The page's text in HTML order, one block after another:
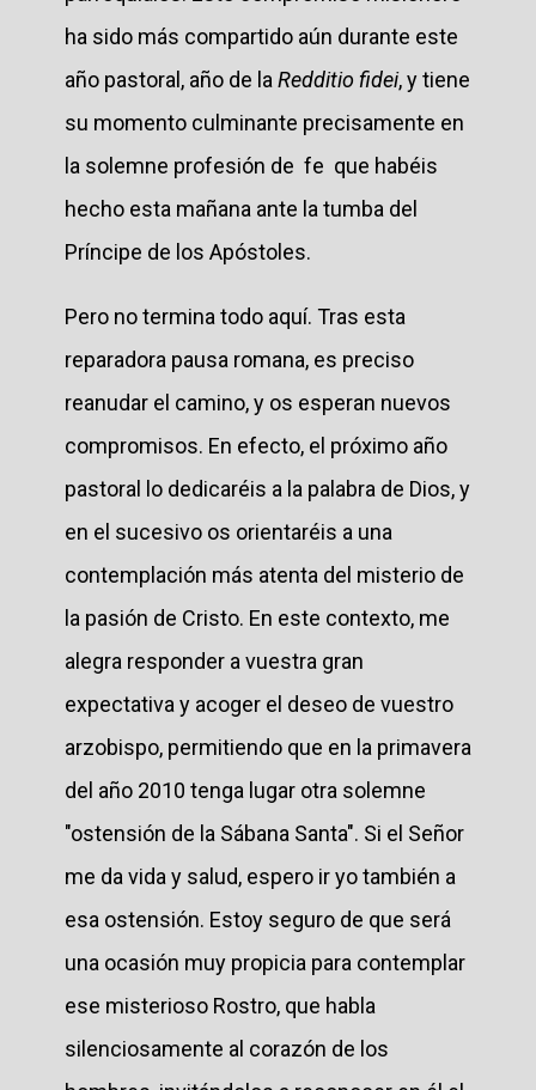
ha sido más compartido aún durante este
año pastoral, año de la Redditio fidei, y tiene
su momento culminante precisamente en
la solemne profesión de fe que habéis
hecho esta mañana ante la tumba del
Príncipe de los Apóstoles.
Pero no termina todo aquí. Tras esta
reparadora pausa romana, es preciso
reanudar el camino, y os esperan nuevos
compromisos. En efecto, el próximo año
pastoral lo dedicaréis a la palabra de Dios, y
en el sucesivo os orientaréis a una
contemplación más atenta del misterio de
la pasión de Cristo. En este contexto, me
alegra responder a vuestra gran
expectativa y acoger el deseo de vuestro
arzobispo, permitiendo que en la primavera
del año 2010 tenga lugar otra solemne
"ostensión de la Sábana Santa". Si el Señor
me da vida y salud, espero ir yo también a
esa ostensión. Estoy seguro de que será
una ocasión muy propicia para contemplar
ese misterioso Rostro, que habla
silenciosamente al corazón de los